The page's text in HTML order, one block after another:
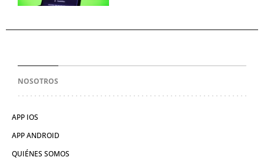
NOSOTROS
APP IOS
APP ANDROID
QUIÉNES SOMOS